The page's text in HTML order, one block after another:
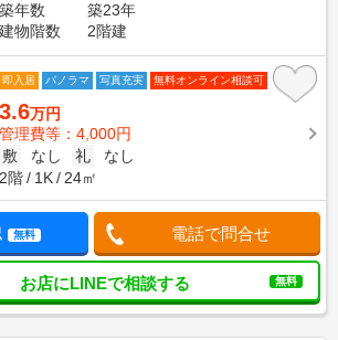
築年数
築23年
建物階数
2階建
即入居 パノラマ 写真充実 無料オンライン相談可
3.6万円
管理費等：4,000円
敷
なし 礼
なし
2階
1K 24㎡
無料 電話で問合せ
お店にLINEで相談する 無料